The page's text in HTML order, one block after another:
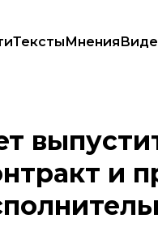
ТекстыМнения
транзитный контракт и
и